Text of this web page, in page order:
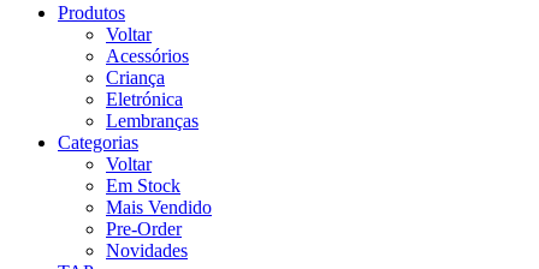
Produtos
Voltar
Acessórios
Criança
Eletrónica
Lembranças
Categorias
Voltar
Em Stock
Mais Vendido
Pre-Order
Novidades